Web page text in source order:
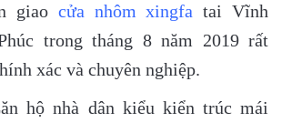
giao cửa nhôm xingfa tai Vĩnh
trong tháng 8 năm 2019 rất
xác và chuyên nghiệp.
hộ nhà dân kiểu kiển trúc mái